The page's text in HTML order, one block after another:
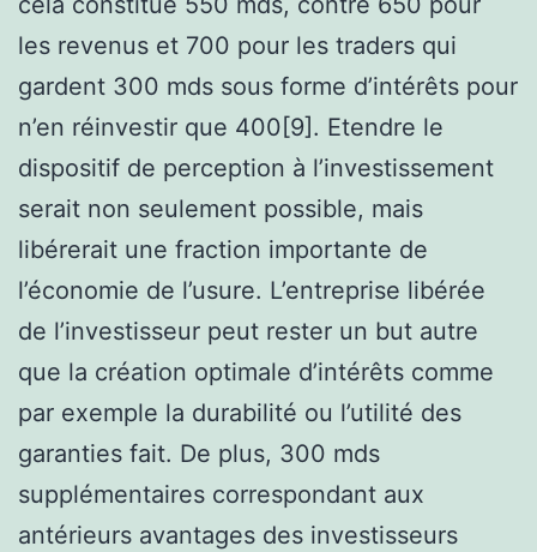
les revenus et 700 pour les traders qui
gardent 300 mds sous forme d’intérêts pour
n’en réinvestir que 400[9]. Etendre le
dispositif de perception à l’investissement
serait non seulement possible, mais
libérerait une fraction importante de
l’économie de l’usure. L’entreprise libérée
de l’investisseur peut rester un but autre
que la création optimale d’intérêts comme
par exemple la durabilité ou l’utilité des
garanties fait. De plus, 300 mds
supplémentaires correspondant aux
antérieurs avantages des investisseurs